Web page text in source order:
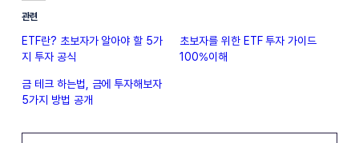
관련
ETF란? 초보자가 알아야 할 5가
지 투자 공식
초보자를 위한 ETF 투자 가이드
100%이해
금 테크 하는법, 금에 투자해보자
5가지 방법 공개